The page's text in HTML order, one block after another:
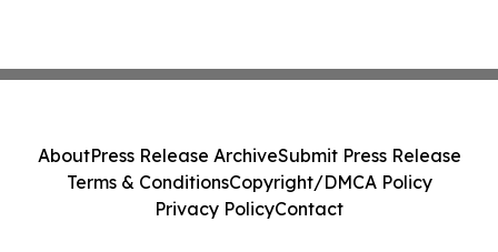
AboutPress Release ArchiveSubmit Press Release
Terms & ConditionsCopyright/DMCA Policy
Privacy PolicyContact